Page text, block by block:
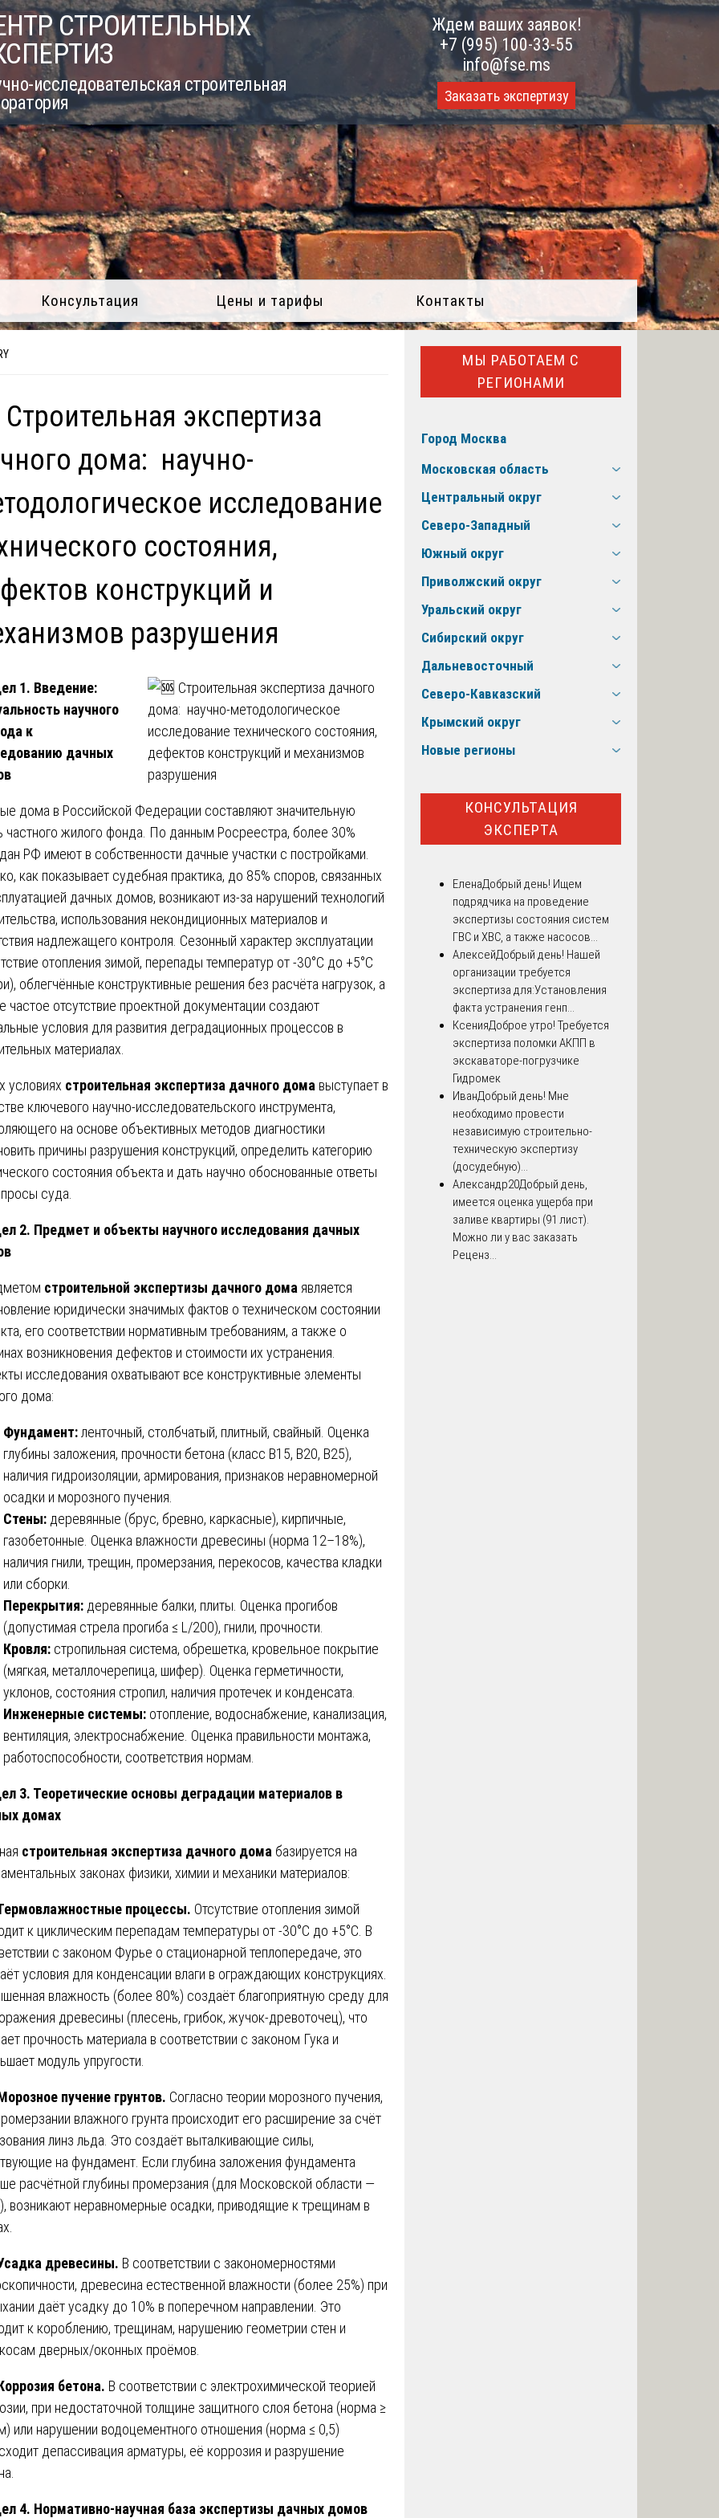
СТРОИТЕЛЬНЫХ
исследовательская строительная
Ждем ваших заявок!
+7 (995) 100-33-55
info@fse.ms
Заказать экспертизу
Консультация Цены и тарифы Контакты
экспертиза
дома: научно-
исследование
состояния,
конструкций и
разрушения
1. Введение:
научного
к
дачных
дома в Российской Федерации составляют значительную
частного жилого фонда. По данным Росреестра, более 30%
РФ имеют в собственности дачные участки с постройками.
как показывает судебная практика, до 85% споров, связанных
дачных домов, возникают из-за нарушений технологий
использования некондиционных материалов и
надлежащего контроля. Сезонный характер эксплуатации
отопления зимой, перепады температур от -30°C до +5°C
облегчённые конструктивные решения без расчёта нагрузок, а
частое отсутствие проектной документации создают
условия для развития деградационных процессов в
материалах.
условиях строительная экспертиза дачного дома выступает в
ключевого научно-исследовательского инструмента,
на основе объективных методов диагностики
причины разрушения конструкций, определить категорию
состояния объекта и дать научно обоснованные ответы
суда.
2. Предмет и объекты научного исследования дачных
строительной экспертизы дачного дома является
юридически значимых фактов о техническом состоянии
его соответствии нормативным требованиям, а также о
возникновения дефектов и стоимости их устранения.
исследования охватывают все конструктивные элементы
дома:
Фундамент: ленточный, столбчатый, плитный, свайный. Оценка
глубины заложения, прочности бетона (класс B15, B20, B25),
наличия гидроизоляции, армирования, признаков неравномерной
осадки и морозного пучения.
Стены: деревянные (брус, бревно, каркасные), кирпичные,
газобетонные. Оценка влажности древесины (норма 12–18%),
наличия гнили, трещин, промерзания, перекосов, качества кладки
или сборки.
Перекрытия: деревянные балки, плиты. Оценка прогибов
(допустимая стрела прогиба ≤ L/200), гнили, прочности.
Кровля: стропильная система, обрешетка, кровельное покрытие
(мягкая, металлочерепица, шифер). Оценка герметичности,
уклонов, состояния стропил, наличия протечек и конденсата.
Инженерные системы: отопление, водоснабжение, канализация,
вентиляция, электроснабжение. Оценка правильности монтажа,
работоспособности, соответствия нормам.
3. Теоретические основы деградации материалов в
домах
строительная экспертиза дачного дома базируется на
законах физики, химии и механики материалов:
процессы. Отсутствие отопления зимой
к циклическим перепадам температуры от -30°C до +5°C. В
с законом Фурье о стационарной теплопередаче, это
условия для конденсации влаги в ограждающих конструкциях.
влажность (более 80%) создаёт благоприятную среду для
древесины (плесень, грибок, жучок-древоточец), что
прочность материала в соответствии с законом Гука и
модуль упругости.
пучение грунтов. Согласно теории морозного пучения,
влажного грунта происходит его расширение за счёт
линз льда. Это создаёт выталкивающие силы,
на фундамент. Если глубина заложения фундамента
расчётной глубины промерзания (для Московской области —
возникают неравномерные осадки, приводящие к трещинам в
древесины. В соответствии с закономерностями
древесина естественной влажности (более 25%) при
даёт усадку до 10% в поперечном направлении. Это
к короблению, трещинам, нарушению геометрии стен и
дверных/оконных проёмов.
бетона. В соответствии с электрохимической теорией
при недостаточной толщине защитного слоя бетона (норма ≥
или нарушении водоцементного отношения (норма ≤ 0,5)
депассивация арматуры, её коррозия и разрушение
4. Нормативно-научная база экспертизы дачных домов
МЫ РАБОТАЕМ С
РЕГИОНАМИ
Город Москва
Московская область
Центральный округ
Северо-Западный
Южный округ
Приволжский округ
Уральский округ
Сибирский округ
Дальневосточный
Северо-Кавказский
Крымский округ
Новые регионы
КОНСУЛЬТАЦИЯ
ЭКСПЕРТА
ЕленаДобрый день! Ищем
подрядчика на проведение
экспертизы состояния систем
ГВС и ХВС, а также насосов...
АлексейДобрый день! Нашей
организации требуется
экспертиза для:Установления
факта устранения генп...
КсенияДоброе утро! Требуется
экспертиза поломки АКПП в
экскаваторе-погрузчике
Гидромек
ИванДобрый день! Мне
необходимо провести
независимую строительно-
техническую экспертизу
(досудебную)...
Александр20Добрый день,
имеется оценка ущерба при
заливе квартиры (91 лист).
Можно ли у вас заказать
Реценз...